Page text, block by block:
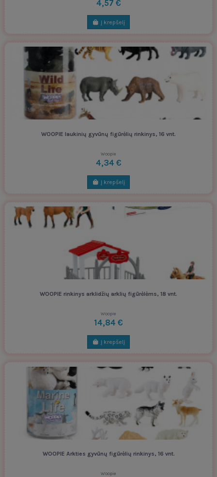
4,57 €
Į krepšelį
WOOPIE laukinių gyvūnų figūrėlių rinkinys, 16 vnt.
Woopie
4,34 €
Į krepšelį
WOOPIE rinkinys arklidžių arklių figūrėlėms, 18 vnt.
Woopie
14,84 €
Į krepšelį
WOOPIE Arkties gyvūnų figūrėlių rinkinys, 16 vnt.
Woopie